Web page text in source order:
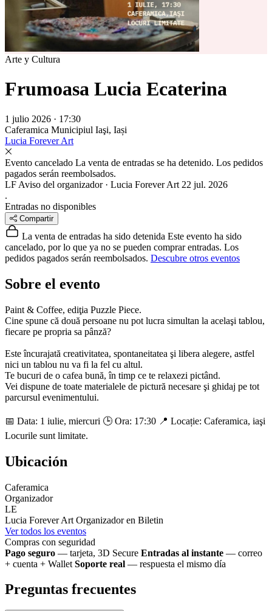
Arte y Cultura
Frumoasa Lucia Ecaterina
1 julio 2026 · 17:30
Caferamica Municipiul Iaşi, Iași
Lucia Forever Art
Evento cancelado La venta de entradas se ha detenido. Los pedidos
pagados serán reembolsados.
LF Aviso del organizador · Lucia Forever Art 22 jul. 2026
.
Entradas no disponibles
Compartir
La venta de entradas ha sido detenida Este evento ha sido
cancelado, por lo que ya no se pueden comprar entradas. Los
pedidos pagados serán reembolsados. Descubre otros eventos
Sobre el evento
Paint & Coffee, ediţia Puzzle Piece.
Cine spune că două persoane nu pot lucra simultan la acelaşi tablou,
fiecare pe propria sa pânză?
Este încurajată creativitatea, spontaneitatea şi libera alegere, astfel
nici un tablou nu va fi la fel cu altul.
Te bucuri de o cafea bună, în timp ce te relaxezi pictând.
Vei dispune de toate materialele de pictură necesare şi ghidaj pe tot
parcursul evenimentului.
📅 Data: 1 iulie, miercuri 🕒 Ora: 17:30 📍 Locație: Caferamica, iaşi
Locurile sunt limitate.
Ubicación
Caferamica
Organizador
LE
Lucia Forever Art Organizador en Biletin
Ver todos los eventos
Compras con seguridad
Pago seguro — tarjeta, 3D Secure Entradas al instante — correo
+ cuenta + Wallet Soporte real — respuesta el mismo día
Preguntas frecuentes